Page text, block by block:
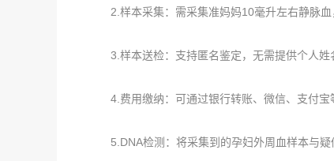
2.样本采集：需采集准妈妈10毫升左右静脉血
3.样本送检：支持匿名鉴定，无需提供个人姓
4.费用缴纳：可通过银行转账、微信、支付宝
5.DNA检测：将采集到的孕妇外周血样本与疑